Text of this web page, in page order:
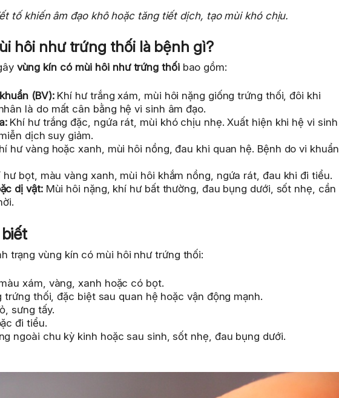
tố khiến âm đạo khô hoặc tăng tiết dịch, tạo mùi khó chịu.
hôi như trứng thối là bệnh gì?
vùng kín có mùi hôi như trứng thốibao gồm:
(BV):Khí hư trắng xám, mùi hôi nặng giống trứng thối, đôi khi
là do mất cân bằng hệ vi sinh âm đạo.
Khí hư trắng đặc, ngứa rát, mùi khó chịu nhẹ. Xuất hiện khi hệ vi sinh
dịch suy giảm.
hư vàng hoặc xanh, mùi hôi nồng, đau khi quan hệ. Bệnh do vi khuẩn
bọt, màu vàng xanh, mùi hôi khắm nồng, ngứa rát, đau khi đi tiểu.
dị vật:Mùi hôi nặng, khí hư bất thường, đau bụng dưới, sốt nhẹ, cần
trạng vùng kín có mùi hôi như trứng thối:
xám, vàng, xanh hoặc có bọt.
trứng thối, đặc biệt sau quan hệ hoặc vận động mạnh.
sưng tấy.
đi tiểu.
ngoài chu kỳ kinh hoặc sau sinh, sốt nhẹ, đau bụng dưới.